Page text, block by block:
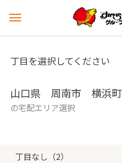
メ
ュ
を
丁目を選択してください
山口県 周南市 横浜町
の宅配エリア選択
丁目なし（2）